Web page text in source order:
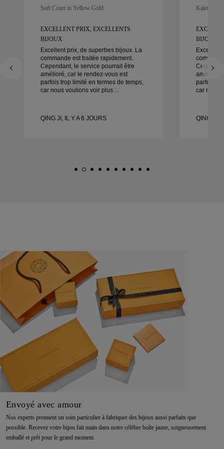
Soft Court in Yellow Gold
EXCELLENT PRIX, EXCELLENTS
BIJOUX
Excellent prix, de superbes bijoux. La
commande est traitée rapidement.
Cependant, le service pourrait être
amélioré, car le rendez-vous est
parfois trop limité en termes de temps,
car nous voulions voir plus
des bijoux de bonne qualité. Ma
QING JI, IL Y A 6 JOURS
Kaleida
BIJOUX
Excellent
amélioré,
parfois
car nous
des
QING JI,
Envoyé avec amour
Nos experts prennent un soin particulier à fabriquer des bijoux aussi parfaits que
possible. Recevez votre bijou fait main dans notre célèbre boîte jaune, soigneusement
emballé et prêt pour le grand moment.